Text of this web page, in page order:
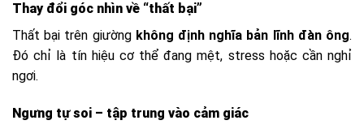
Thay đổi góc nhìn về “thất bại”
Thất bại trên giường không định nghĩa bản lĩnh đàn ông.
Đó chỉ là tín hiệu cơ thể đang mệt, stress hoặc cần nghỉ
ngơi.
Ngưng tự soi – tập trung vào cảm giác